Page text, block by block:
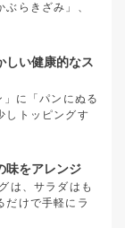
らきざみ」、
しい健康的なス
に「パンにぬる
しトッピングす
味をアレンジ
は、サラダはも
だけで手軽にラ